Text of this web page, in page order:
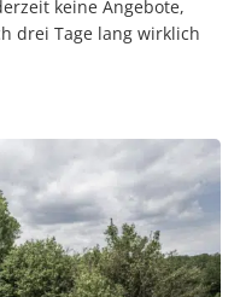
keine Angebote,
drei Tage lang wirklich